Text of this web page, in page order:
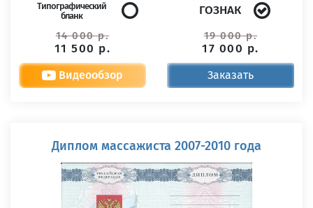
Типографический
бланк
14 000 р.
11 500 р.
ГОЗНАК
19 000 р.
17 000 р.
Видеообзор Заказать
Диплом массажиста 2007-2010 года